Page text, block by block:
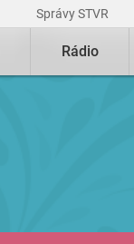
Správy STVR
Rádio